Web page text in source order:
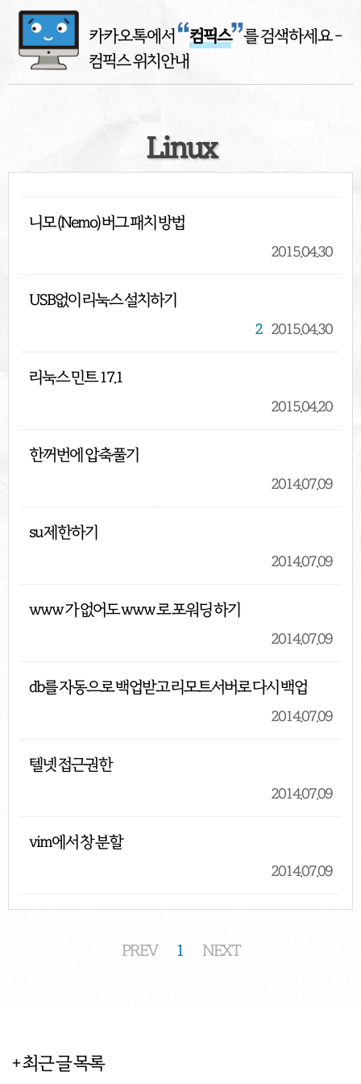
카카오톡에서 컴픽스 를 검색하세요-
컴픽스 위치안내
Linux
니모 (Nemo) 버그 패치 방법
2015.04.30
USB없이 리눅스 설치하기
2015.04.30
2
리눅스 민트 17.1
2015.04.20
한꺼번에 압축풀기
2014.07.09
su 제한하기
2014.07.09
www 가 없어도 www 로 포워딩 하기
2014.07.09
db를 자동으로 백업받고 리모트서버로 다시 백업
2014.07.09
텔넷 접근권한
2014.07.09
vim에서 창 분할
2014.07.09
PREV 1 NEXT
+ 최근 글 목록